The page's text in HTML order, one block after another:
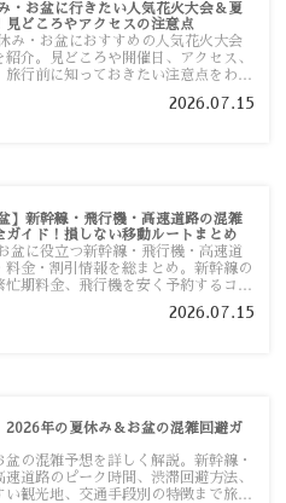
・お盆に行きたい人気花火大会＆夏
見どころやアクセスの注意点
み・お盆におすすめの人気花火大会
紹介。見どころや開催日、アクセス、
旅行前に知っておきたい注意点をわか
2026.07.15
】新幹線・飛行機・高速道路の混雑
ガイド！損しない移動ルートまとめ
盆に役立つ新幹線・飛行機・高速道
料金・割引情報を総まとめ。新幹線の
忙期料金、飛行機を安く予約するコ
を分かりやすく解説します。2026.07.15
2026年の夏休み＆お盆の混雑回避ガ
盆の混雑予想を詳しく解説。新幹線・
速道路のピーク時間、渋滞回避方法、
い観光地、交通手段別の特徴まで旅行